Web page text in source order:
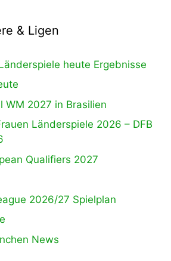
& Ligen
heute Ergebnisse
WM 2027 in Brasilien
Länderspiele 2026 – DFB
Qualifiers 2027
2026/27 Spielplan
News